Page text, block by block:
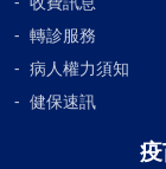
此外，積極治療
食和作息習慣，
轉診服務
病人權力須知
健保速訊